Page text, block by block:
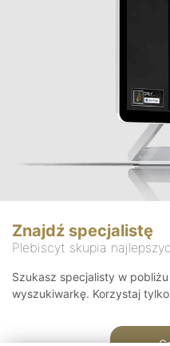
Znajdź specjalistę
Plebiscyt skupia
Szukasz specjalisty w
wyszukiwarkę. Korzystaj